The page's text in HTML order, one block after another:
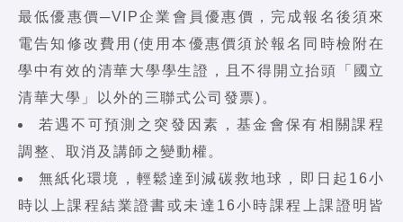
最低優惠價─VIP企業會員優惠價，完成報名後須來
電告知修改費用(使用本優惠價須於報名同時檢附在
學中有效的清華大學學生證，且不得開立抬頭「國立
清華大學」以外的三聯式公司發票)。
若遇不可預測之突發因素，基金會保有相關課程
調整、取消及講師之變動權。
無紙化環境，輕鬆達到減碳救地球，即日起16小
時以上課程結業證書或未達16小時課程上課證明皆